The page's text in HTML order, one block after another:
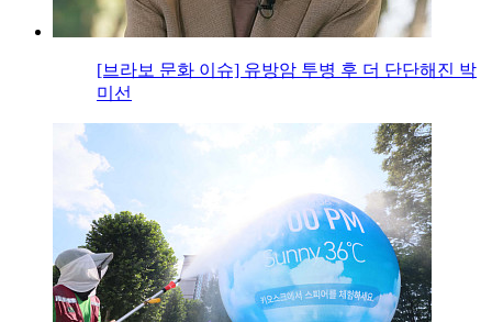
[브라보 문화 이슈] 유방암 투병 후 더 단단해진 박
미선